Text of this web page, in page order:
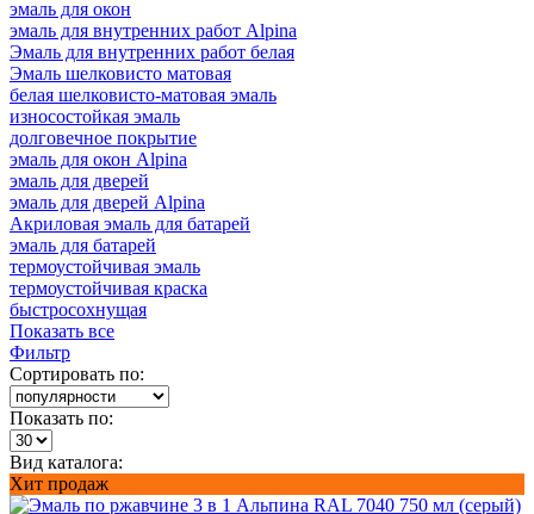
эмаль для окон
эмаль для внутренних работ Alpina
Эмаль для внутренних работ белая
Эмаль шелковисто матовая
белая шелковисто-матовая эмаль
износостойкая эмаль
долговечное покрытие
эмаль для окон Alpina
эмаль для дверей
эмаль для дверей Alpina
Акриловая эмаль для батарей
эмаль для батарей
термоустойчивая эмаль
термоустойчивая краска
быстросохнущая
Показать все
Фильтр
Сортировать по:
Показать по:
Вид каталога:
Хит продаж